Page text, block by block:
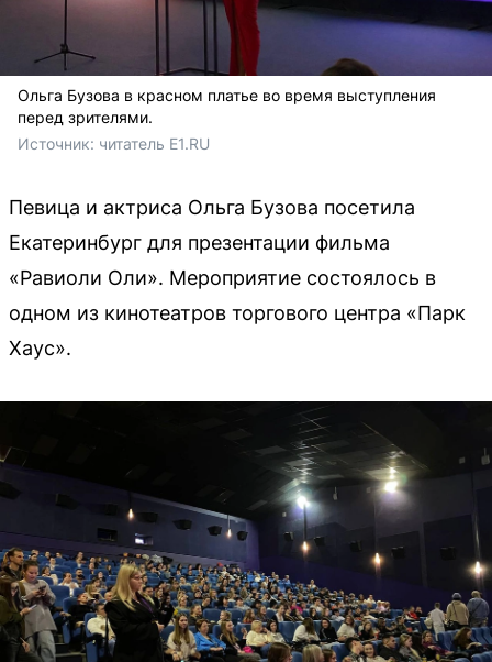
Ольга Бузова в красном платье во время выступления
перед зрителями.
Источник: читатель E1.RU
Певица и актриса Ольга Бузова посетила
Екатеринбург для презентации фильма
«Равиоли Оли». Мероприятие состоялось в
одном из кинотеатров торгового центра «Парк
Хаус».